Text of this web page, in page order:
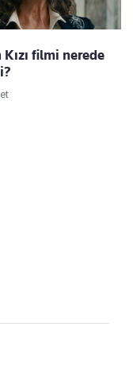
Kızı filmi nerede